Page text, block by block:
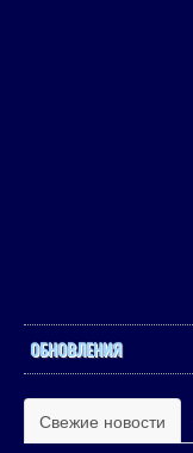
ОБНОВЛЕНИЯ
Свежие новости